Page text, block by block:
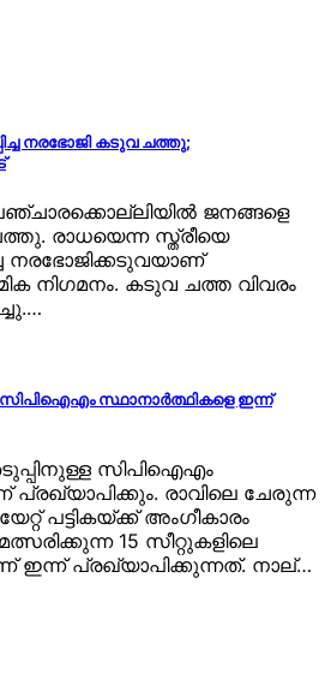
നരഭോജി കടുവ ചത്തു;
ജനങ്ങളെ
ചത്തു. രാധയെന്ന സ്ത്രീയെ
നരഭോജിക്കടുവയാണ്
നിഗമനം. കടുവ ചത്ത വിവരം
സ്ഥാനാർത്ഥികളെ ഇന്ന്
സിപിഐഎം
പ്രഖ്യാപിക്കും. രാവിലെ ചേരുന്ന
പട്ടികയ്ക്ക് അംഗീകാരം
15 സീറ്റുകളിലെ
ഇന്ന് പ്രഖ്യാപിക്കുന്നത്. നാല്…